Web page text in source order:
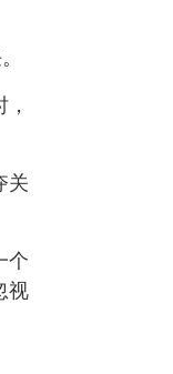
关
个
视